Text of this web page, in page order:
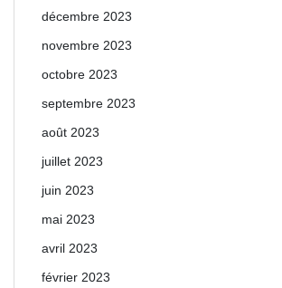
décembre 2023
novembre 2023
octobre 2023
septembre 2023
août 2023
juillet 2023
juin 2023
mai 2023
avril 2023
février 2023